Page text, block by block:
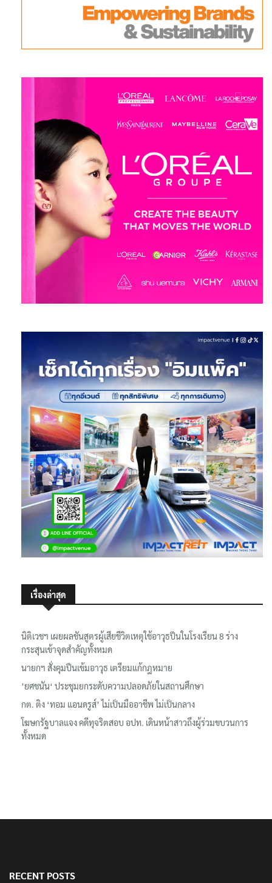
เรื่องล่าสุด
นิติเวชฯ เผยผลชันสูตรผู้เสียชีวิตเหตุใช้อาวุธปืนในโรงเรียน 8 ร่าง
กระสุนเข้าจุดสำคัญทั้งหมด
นายกฯ สั่งคุมปืนเข้มอาวุธ เตรียมแก้กฎหมาย
’ยศชนัน‘ ประชุมยกระดับความปลอดภัยในสถานศึกษา
กต. ติง ‘ทอม แอนดรูส์’ ไม่เป็นมืออาชีพ ไม่เป็นกลาง
โฆษกรัฐบาลแจง คดีทุจริตสอบ อปท. เดินหน้าสาวถึงผู้ร่วมขบวนการ
ทั้งหมด
RECENT POSTS